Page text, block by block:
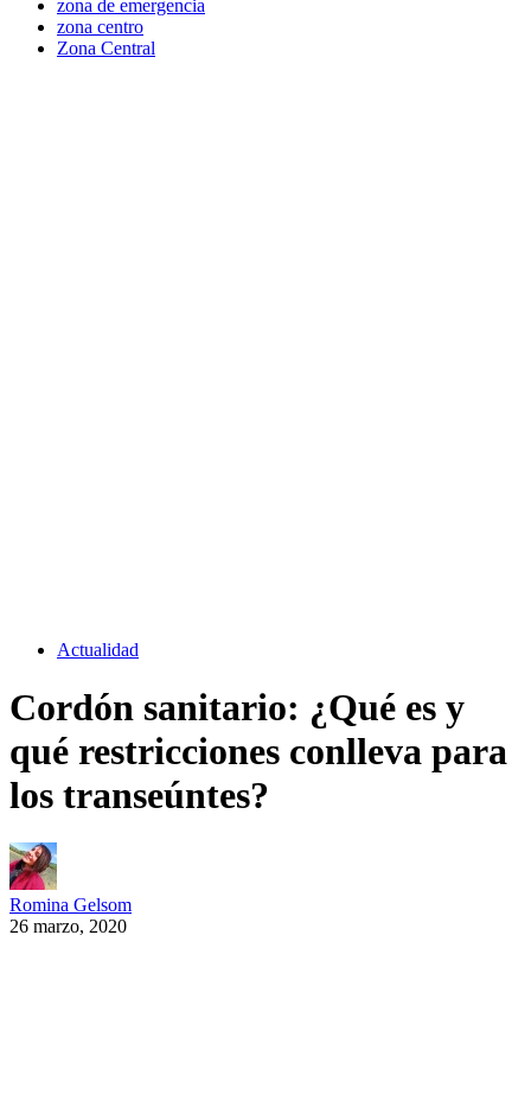
zona de emergencia
zona centro
Zona Central
Actualidad
Cordón sanitario: ¿Qué es y
qué restricciones conlleva para
los transeúntes?
Romina Gelsom
26 marzo, 2020